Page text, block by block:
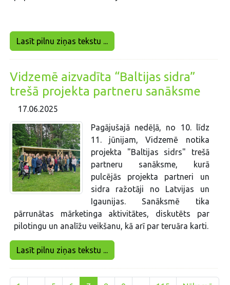
Lasīt pilnu ziņas tekstu ...
Vidzemē aizvadīta “Baltijas sidra”
trešā projekta partneru sanāksme
17.06.2025
Pagājušajā nedēļā, no 10. līdz
11. jūnijam, Vidzemē notika
projekta "Baltijas sidrs" trešā
partneru sanāksme, kurā
pulcējās projekta partneri un
sidra ražotāji no Latvijas un
Igaunijas. Sanāksmē tika
pārrunātas mārketinga aktivitātes, diskutēts par
pilotingu un analīžu veikšanu, kā arī par teruāra karti.
Lasīt pilnu ziņas tekstu ...